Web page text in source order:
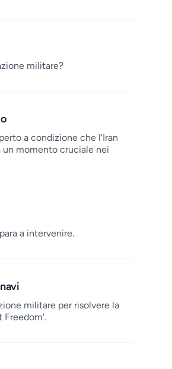
militare?
a condizione che l'Iran
un momento cruciale nei
a intervenire.
militare per risolvere la
Freedom'.